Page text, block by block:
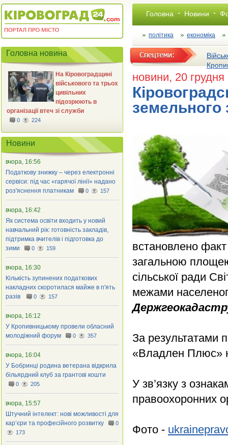
Головна Новини
політика економіка
новини, 20
земельного
встановлено
загальною площею
сільської ради
межами
За результатами
«Владлен Плюс»
У зв’язку з
правоохоронних
Фото -
Головна новина
На Кіровоградщині
військового та трьох
цивільних
підозрюють в
організації втеч зі служби
0 224
Новини
вчора, 16:56
Податкову знижку – через електронні
сервіси: під час «гарячої лінії» надано
роз'яснення платникам
0 157
вчора, 16:42
Як система освіти входить у новий
навчальний рік: готовність закладів,
підтримка вчителів і підготовка до
зими
0 159
вчора, 16:30
Кількість зупинених податкових
накладних скоротилася майже в п'ять
разів
0 157
вчора, 16:12
У Кропивницькому провели обласний
молодіжний форум
0 357
вчора, 16:04
У Бобринці родина ветерана відкрила
більярдний клуб за грантові кошти
0 205
вчора, 15:57
Штучний інтелект: нові можливості для
кар’єри та професійного розвитку
0
173